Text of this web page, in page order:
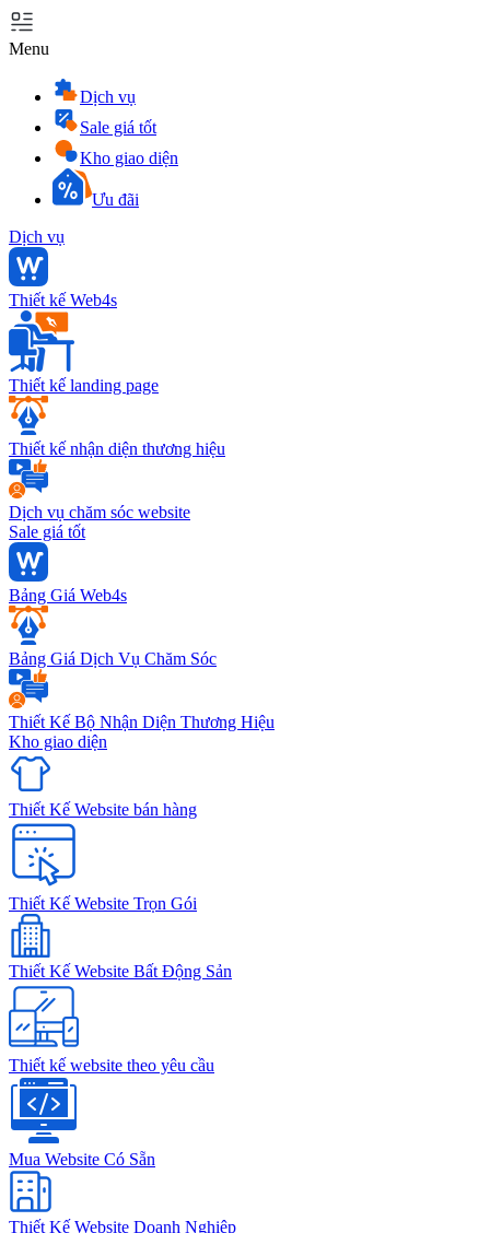
Menu
Dịch vụ
Sale giá tốt
Kho giao diện
Ưu đãi
Dịch vụ
Thiết kế Web4s
Thiết kế landing page
Thiết kế nhận diện thương hiệu
Dịch vụ chăm sóc website
Sale giá tốt
Bảng Giá Web4s
Bảng Giá Dịch Vụ Chăm Sóc
Thiết Kế Bộ Nhận Diện Thương Hiệu
Kho giao diện
Thiết Kế Website bán hàng
Thiết Kế Website Trọn Gói
Thiết Kế Website Bất Động Sản
Thiết kế website theo yêu cầu
Mua Website Có Sẵn
Thiết Kế Website Doanh Nghiệp